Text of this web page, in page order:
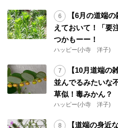
【6月の道端
えておいて！「要
つかもーー！
ハッピー(小寺 洋子)
【10月道端の
並んでるみたいな
草似！毒みかん？
ハッピー(小寺 洋子)
【道端の身近